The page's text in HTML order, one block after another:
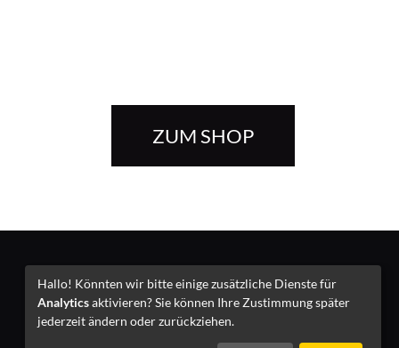
ZUM SHOP
Impressum
Hallo! Könnten wir bitte einige zusätzliche Dienste für
Analyticsaktivieren? Sie können Ihre Zustimmung später
jederzeit ändern oder zurückziehen.